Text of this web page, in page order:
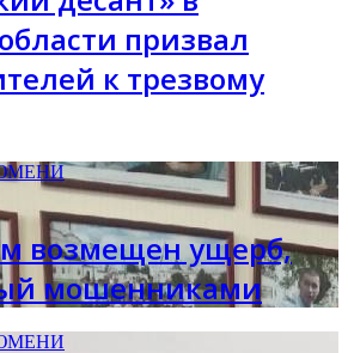
призвал
к трезвому
возмещен ущерб,
мошенниками